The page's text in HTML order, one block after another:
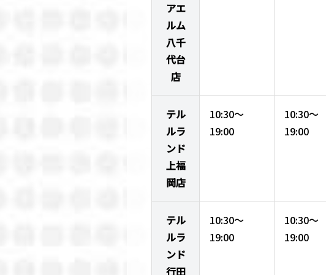
アエ
ルム
八千
代台
店
テル
ルラ
ンド
上福
岡店
10:30～
19:00
10:30～
19:00
テル
ルラ
ンド
行田
10:30～
19:00
10:30～
19:00